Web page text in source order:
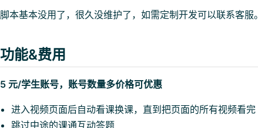
脚本基本没用了，很久没维护了，如需定制开发可以联系客服。
功能&费用
5 元/学生账号，账号数量多价格可优惠
进入视频页面后自动看课换课，直到把页面的所有视频看完
跳过中途的课通互动答题